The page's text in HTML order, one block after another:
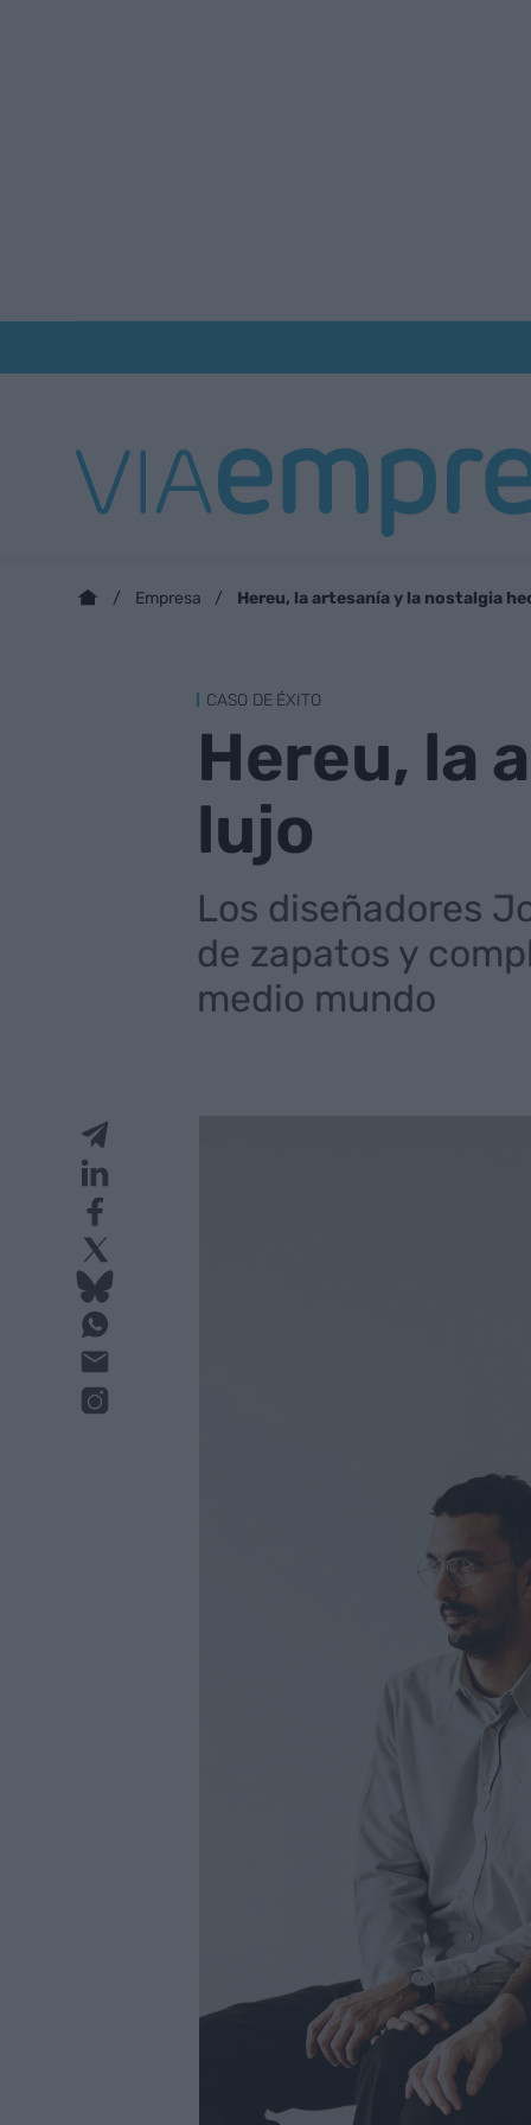
Empresa Hereu, la artesanía y la nostalgia
CASO DE ÉXITO
Hereu, la
lujo
Los diseñadores
de zapatos y
medio mundo